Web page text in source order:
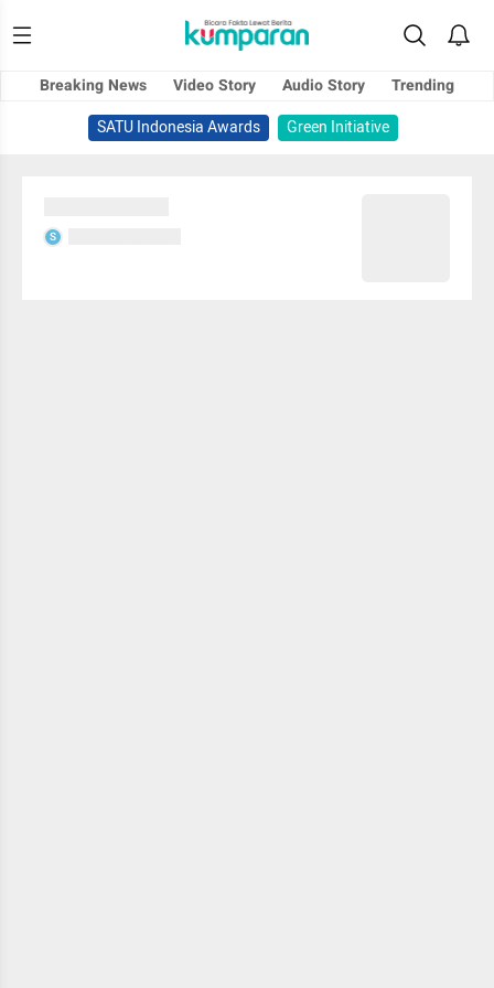
Breaking News Video Story Audio Story
Trending
SATU Indonesia Awards
Green Initiative
S